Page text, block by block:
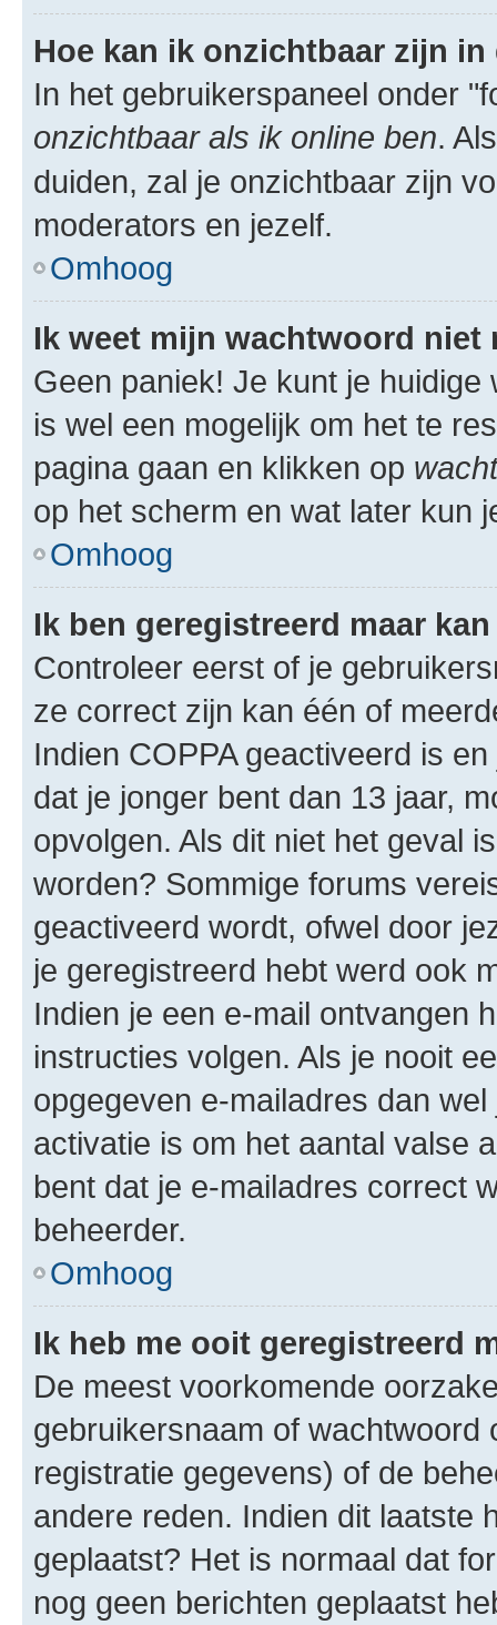
Hoe kan ik onzichtbaar zijn
In het gebruikerspaneel onder
onzichtbaar als ik online ben.
duiden, zal je onzichtbaar zijn
moderators en jezelf.
Omhoog
Ik weet mijn wachtwoord niet
Geen paniek! Je kunt je
is wel een mogelijk om het te
pagina gaan en klikken op
op het scherm en wat later kun
Omhoog
Ik ben geregistreerd maar
Controleer eerst of je
ze correct zijn kan één of
Indien COPPA geactiveerd is
dat je jonger bent dan 13 jaar,
opvolgen. Als dit niet het geval
worden? Sommige forums
geactiveerd wordt, ofwel door
je geregistreerd hebt werd ook
Indien je een e-mail ontvangen
instructies volgen. Als je nooit
opgegeven e-mailadres dan
activatie is om het aantal valse
bent dat je e-mailadres correct
beheerder.
Omhoog
Ik heb me ooit geregistreerd
De meest voorkomende
gebruikersnaam of wachtwoord
registratie gegevens) of de
andere reden. Indien dit laatste
geplaatst? Het is normaal dat
nog geen berichten geplaatst